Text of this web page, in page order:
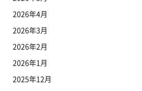
2026年4月
2026年3月
2026年2月
2026年1月
2025年12月